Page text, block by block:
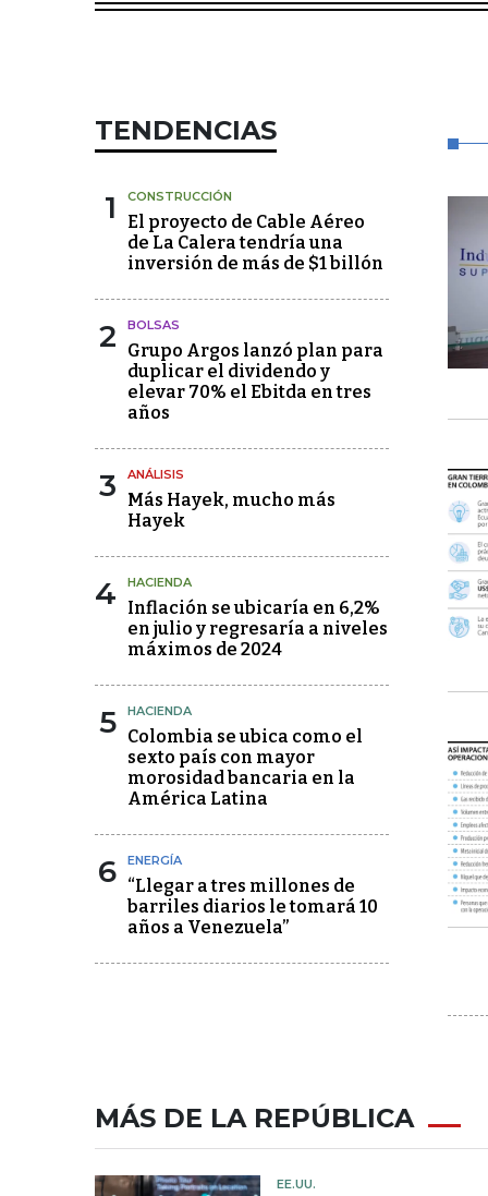
TENDENCIAS
1 CONSTRUCCIÓN
El proyecto de Cable Aéreo
de La Calera tendría una
inversión de más de $1 billón
2 BOLSAS
Grupo Argos lanzó plan para
duplicar el dividendo y
elevar 70% el Ebitda en tres
años
3 ANÁLISIS
Más Hayek, mucho más
Hayek
4 HACIENDA
Inflación se ubicaría en 6,2%
en julio y regresaría a niveles
máximos de 2024
5 HACIENDA
Colombia se ubica como el
sexto país con mayor
morosidad bancaria en la
América Latina
6 ENERGÍA
“Llegar a tres millones de
barriles diarios le tomará 10
años a Venezuela”
MÁS DE LA REPÚBLICA
EE.UU.